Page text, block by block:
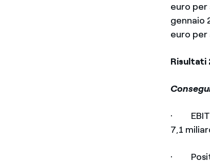
euro per
gennaio
euro per
Risultati
·
7,1
·